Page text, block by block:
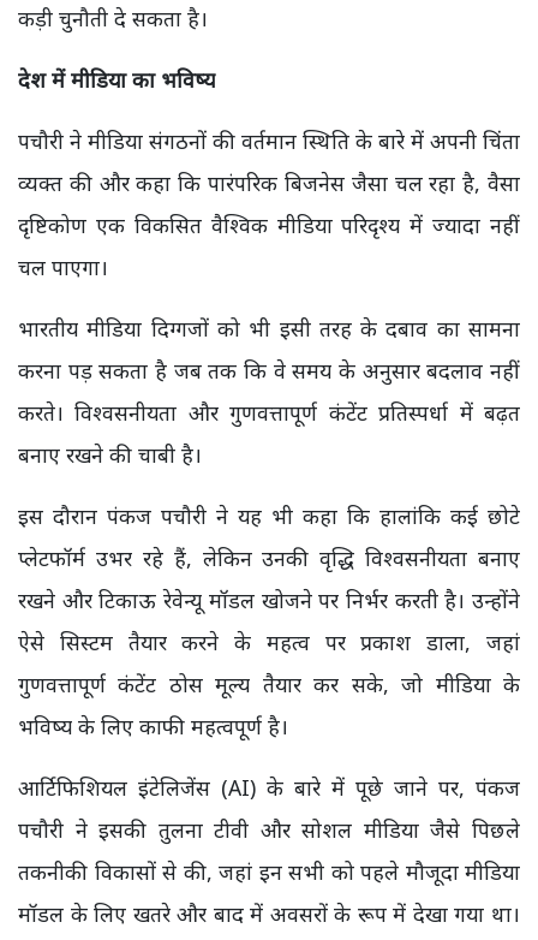
कड़ी चुनौती दे सकता है।
देश में मीडिया का भविष्य
पचौरी ने मीडिया संगठनों की वर्तमान स्थिति के बारे में अपनी चिंता
व्यक्त की और कहा कि पारंपरिक बिजनेस जैसा चल रहा है, वैसा
दृष्टिकोण एक विकसित वैश्विक मीडिया परिदृश्य में ज्यादा नहीं
चल पाएगा।
भारतीय मीडिया दिग्गजों को भी इसी तरह के दबाव का सामना
करना पड़ सकता है जब तक कि वे समय के अनुसार बदलाव नहीं
करते। विश्वसनीयता और गुणवत्तापूर्ण कंटेंट प्रतिस्पर्धा में बढ़त
बनाए रखने की चाबी है।
इस दौरान पंकज पचौरी ने यह भी कहा कि हालांकि कई छोटे
प्लेटफॉर्म उभर रहे हैं, लेकिन उनकी वृद्धि विश्वसनीयता बनाए
रखने और टिकाऊ रेवेन्यू मॉडल खोजने पर निर्भर करती है। उन्होंने
ऐसे सिस्टम तैयार करने के महत्व पर प्रकाश डाला, जहां
गुणवत्तापूर्ण कंटेंट ठोस मूल्य तैयार कर सके, जो मीडिया के
भविष्य के लिए काफी महत्वपूर्ण है।
आर्टिफिशियल इंटेलिजेंस (AI) के बारे में पूछे जाने पर, पंकज
पचौरी ने इसकी तुलना टीवी और सोशल मीडिया जैसे पिछले
तकनीकी विकासों से की, जहां इन सभी को पहले मौजूदा मीडिया
मॉडल के लिए खतरे और बाद में अवसरों के रूप में देखा गया था।